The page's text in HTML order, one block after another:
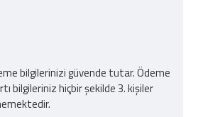
bilgilerinizi güvende tutar. Ödeme
bilgileriniz hiçbir şekilde 3. kişiler